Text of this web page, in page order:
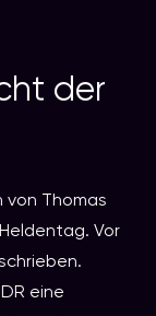
der
Thomas
Vor
eine